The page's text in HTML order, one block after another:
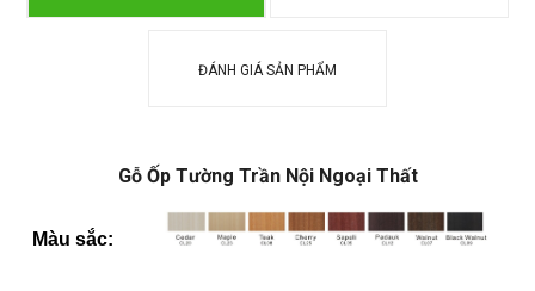
ĐÁNH GIÁ SẢN PHẨM
Gỗ Ốp Tường Trần Nội Ngoại Thất
Màu sắc: